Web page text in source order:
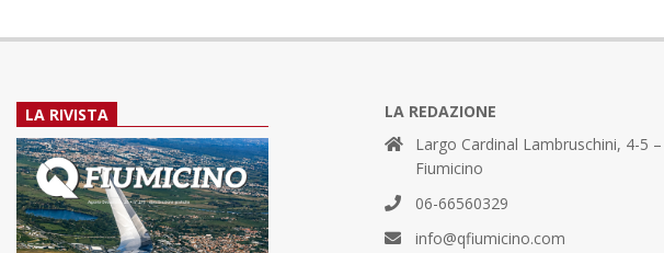
LA RIVISTA
LA REDAZIONE
Largo Cardinal Lambruschini, 4-5 –
Fiumicino
06-66560329
info@qfiumicino.com